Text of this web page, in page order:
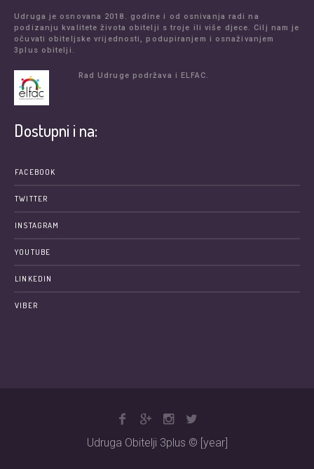
Udruga je osnovana 2018. godine i od osnivanja radi na
podizanju kvalitete života obitelji s troje ili više djece. Cilj nam je
očuvati obiteljske vrijednosti, podupiranjem i osnaživanjem
3plus obitelji.
Rad Udruge podržava i ELFAC.
Dostupni i na:
FACEBOOK
TWITTER
INSTAGRAM
YOUTUBE
LINKEDIN
VIBER
Udruga Obitelji 3plus © [year]